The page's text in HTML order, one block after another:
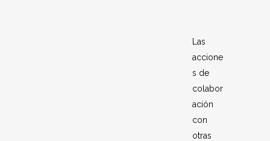
Las
accione
s de
colabor
ación
con
otras